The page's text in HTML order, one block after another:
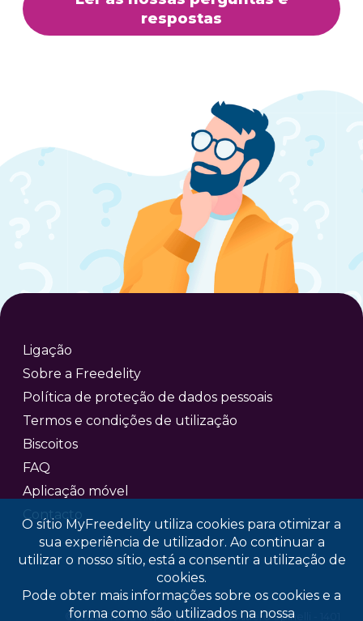
O sítio MyFreedelity utiliza cookies para otimizar a
sua experiência de utilizador. Ao continuar a
utilizar o nosso sítio, está a consentir a utilização de
cookies.
Pode obter mais informações sobre os cookies e a
forma como são utilizados na nossa
respostas
Ligação
Sobre a Freedelity
Política de proteção de dados pessoais
Termos e condições de utilização
Biscoitos
FAQ
Aplicação móvel
Contacto
© 2026 Freedelity SA/NV - 7, Rue Altiero Spinelli - 1401